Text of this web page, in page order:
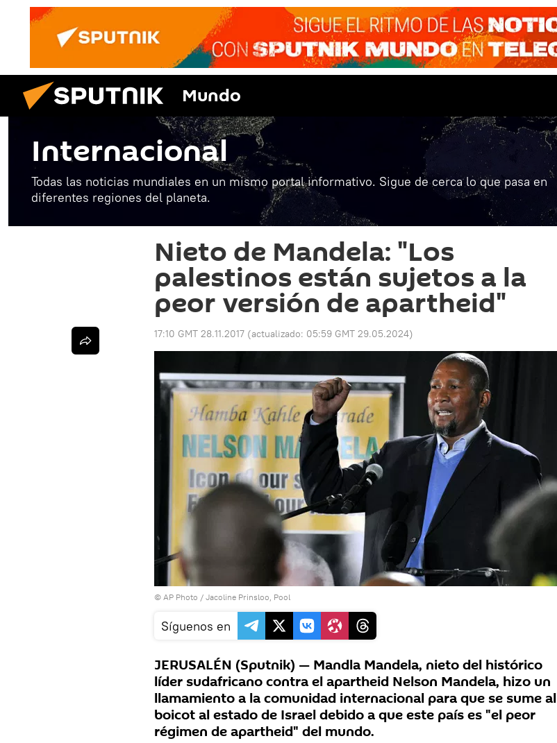
Mundo
Internacional
Todas las noticias mundiales en un mismo portal informativo. Sigue de cerca lo que pasa en
diferentes regiones del planeta.
Nieto de Mandela: "Los
palestinos están sujetos a la
peor versión de apartheid"
17:10 GMT 28.11.2017 (actualizado: 05:59 GMT 29.05.2024)
© AP Photo / Jacoline Prinsloo, Pool
Síguenos en
JERUSALÉN (Sputnik) — Mandla Mandela, nieto del histórico
líder sudafricano contra el apartheid Nelson Mandela, hizo un
llamamiento a la comunidad internacional para que se sume al
boicot al estado de Israel debido a que este país es "el peor
régimen de apartheid" del mundo.